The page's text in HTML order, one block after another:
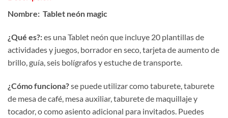
Nombre: Tablet neón magic
¿Qué es?:es una Tablet neón que incluye 20 plantillas de
actividades y juegos, borrador en seco, tarjeta de aumento de
brillo, guía, seis bolígrafos y estuche de transporte.
¿Cómo funciona?se puede utilizar como taburete, taburete
de mesa de café, mesa auxiliar, taburete de maquillaje y
tocador, o como asiento adicional para invitados. Puedes